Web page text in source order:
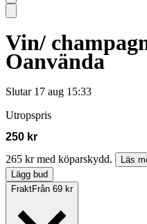
Vin/
Oanvända
Slutar 17 aug 15:33
Utropspris
250 kr
265 kr med köparskydd.
Läs
Lägg bud
FraktFrån 69 kr